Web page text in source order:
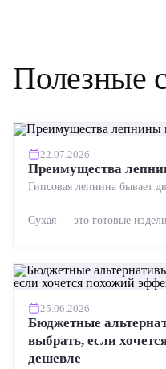
Полезные
22.07.2026
Преимущества
Гипсовая лепнина бывает
Сухая — это готовые
25.06.2026
Бюджетные
выбрать, если
дешевле